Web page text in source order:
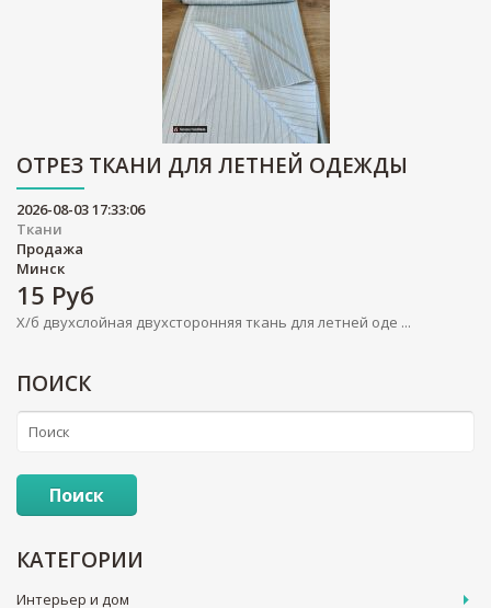
ОТРЕЗ ТКАНИ ДЛЯ ЛЕТНЕЙ ОДЕЖДЫ
2026-08-03 17:33:06
Ткани
Продажа
Минск
15 Руб
Х/б двухслойная двухсторонняя ткань для летней оде ...
ПОИСК
Поиск
КАТЕГОРИИ
Интерьер и дом